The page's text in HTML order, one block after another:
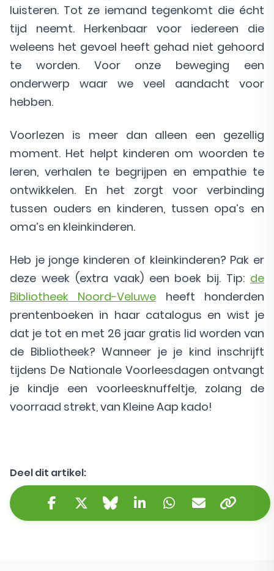
luisteren. Tot ze iemand tegenkomt die écht
tijd neemt. Herkenbaar voor iedereen die
weleens het gevoel heeft gehad niet gehoord
te worden. Voor onze beweging een
onderwerp waar we veel aandacht voor
hebben.
Voorlezen is meer dan alleen een gezellig
moment. Het helpt kinderen om woorden te
leren, verhalen te begrijpen en empathie te
ontwikkelen. En het zorgt voor verbinding
tussen ouders en kinderen, tussen opa’s en
oma’s en kleinkinderen.
Heb je jonge kinderen of kleinkinderen? Pak er
deze week (extra vaak) een boek bij. Tip: de
Bibliotheek Noord-Veluwe heeft honderden
prentenboeken in haar catalogus en wist je
dat je tot en met 26 jaar gratis lid worden van
de Bibliotheek? Wanneer je je kind inschrijft
tijdens De Nationale Voorleesdagen ontvangt
je kindje een voorleesknuffeltje, zolang de
voorraad strekt, van Kleine Aap kado!
Deel dit artikel:
Facebook
Twitter/X
BlueskyLinkedInWhatsApp
E-mail